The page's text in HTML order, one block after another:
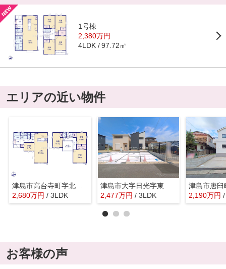
1号棟
2,380万円
4LDK 97.72㎡
エリアの近い物件
津島市高台寺町字北浦25『仲介料無料』新築戸建て
2,680万円 / 3LDK
2,477万円 / 3LDK 2,190万円
お客様の声